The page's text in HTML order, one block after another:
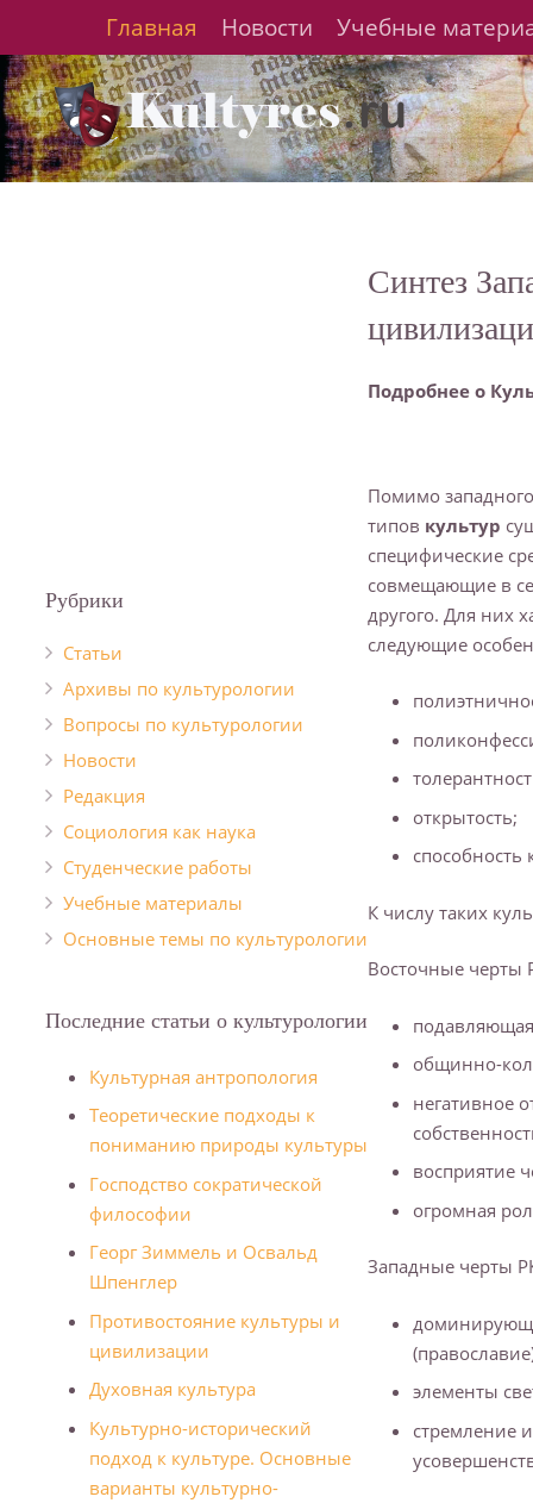
Главная Новости Учебные
Синтез
Подробнее о
Помимо
типов культур
специфические
совмещающие в
другого. Для них
следующие
открытость;
способность
К числу таких
Восточные черты
подавляющая
общинно-
негативное
восприятие
огромная
Западные черты
элементы
стремление
Рубрики
Cтатьи
Архивы по культурологии
Вопросы по культурологии
Новости
Редакция
Социология как наука
Студенческие работы
Учебные материалы
Основные темы по культурологии
Последние статьи о культурологии
Культурная антропология
Теоретические подходы к
пониманию природы культуры
Господство сократической
философии
Георг Зиммель и Освальд
Шпенглер
Противостояние культуры и
цивилизации
Духовная культура
Культурно-исторический
подход к культуре. Основные
варианты культурно-